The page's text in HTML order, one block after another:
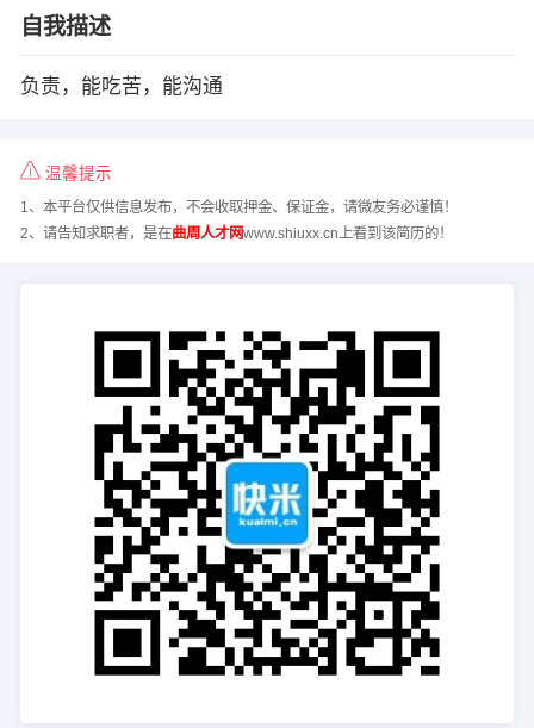
自我描述
负责，能吃苦，能沟通
温馨提示
1、本平台仅供信息发布，不会收取押金、保证金，请微友务必谨慎！
2、请告知求职者，是在曲周人才网www.shiuxx.cn上看到该简历的！